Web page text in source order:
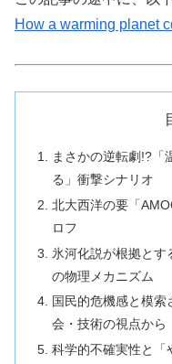
How a warming planet
まさかの逆転劇!?「
る」衝撃シナリオ
北大西洋の要「
ロフ
氷河化説が根拠と
の物理メカニズム
国民的危機感と模
会・技術の視点から
科学的不確実性と